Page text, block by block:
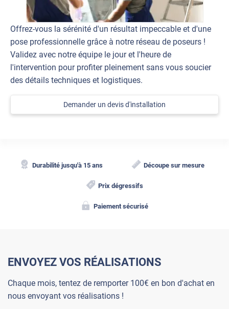
Offrez-vous la sérénité d'un résultat impeccable et d'une
pose professionnelle grâce à notre réseau de poseurs !
Validez avec notre équipe le jour et l'heure de
l'intervention pour profiter pleinement sans vous soucier
des détails techniques et logistiques.
Demander un devis d'installation
Durabilité jusqu'à 15 ans Découpe sur mesure
Prix dégressifs
Paiement sécurisé
ENVOYEZ VOS RÉALISATIONS
Chaque mois, tentez de remporter 100€ en bon d'achat en
nous envoyant vos réalisations !